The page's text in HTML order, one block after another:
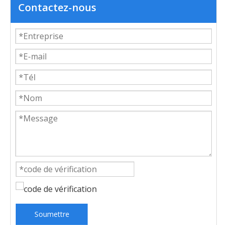
Contactez-nous
Soumettre